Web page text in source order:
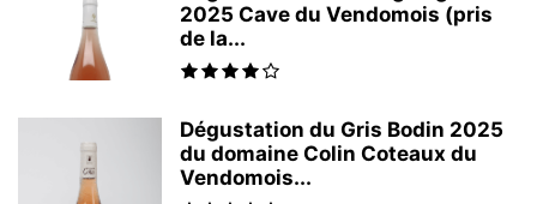
2025 Cave du Vendomois (pris
de la...
Dégustation du Gris Bodin 2025
du domaine Colin Coteaux du
Vendomois...